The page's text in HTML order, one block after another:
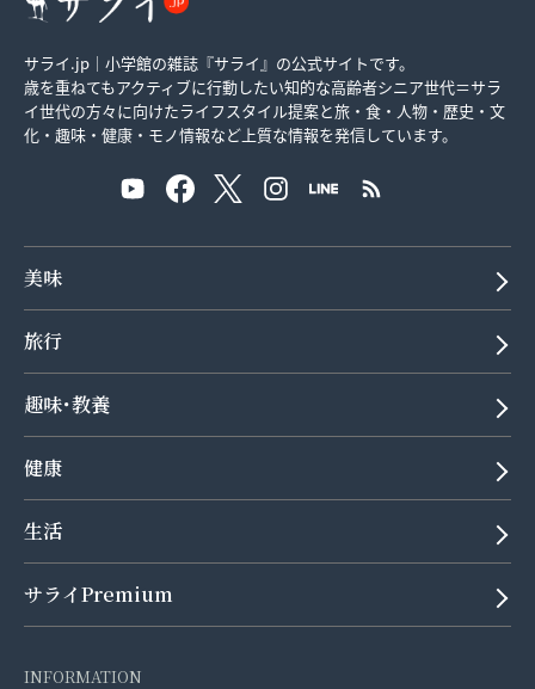
サライ.jp｜小学館の雑誌『サライ』の公式サイトです。
歳を重ねてもアクティブに行動したい知的な高齢者シニア世代＝サラ
イ世代の方々に向けたライフスタイル提案と旅・食・人物・歴史・文
化・趣味・健康・モノ情報など上質な情報を発信しています。
美味
旅行
趣味･教養
健康
生活
サライPremium
INFORMATION